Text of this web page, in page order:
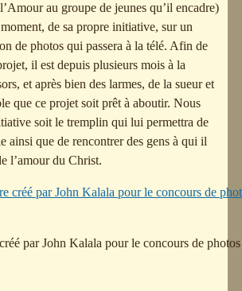
au groupe de jeunes qu’il encadre)
de sa propre initiative, sur un
de photos qui passera à la télé. Afin de
il est depuis plusieurs mois à la
et après bien des larmes, de la sueur et
que ce projet soit prêt à aboutir. Nous
soit le tremplin qui lui permettra de
ainsi que de rencontrer des gens à qui il
l’amour du Christ.
par John Kalala pour le concours de photos